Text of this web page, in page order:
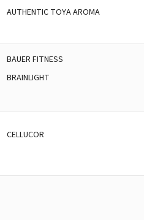
AUTHENTIC TOYA AROMA
BAUER FITNESS
BRAINLIGHT
CELLUCOR